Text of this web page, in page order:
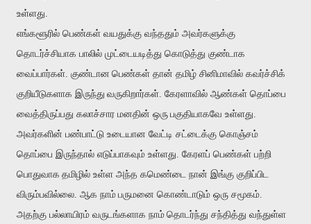
உள்ளது.
எங்களூரில் பெண்கள் வயதுக்கு வந்ததும் அவர்களுக்கு
தொடர்ச்சியாக பாலில் முட்டையடித்து கொடுத்து குண்டாக
வைப்பார்கள். குண்டான பெண்கள் தான் தமிழ் சினிமாவில் கவர்ச்சிக்
குறியீடுகளாக இருந்து வருகிறார்கள். கேரளாவில் ஆண்கள் தொப்பை
வைத்திருப்பது கலாச்சார மனதின் ஒரு பகுதியாகவே உள்ளது.
அவர்களின் பண்பாட்டு உடையான வேட்டி சட்டைக்கு கொஞ்சம்
தொப்பை இருந்தால் எடுப்பாகவும் உள்ளது. கேரளப் பெண்கள் பற்றி
பொதுவாக தமிழில் உள்ள அந்த கமெண்டை நான் இங்கு குறிப்பிட
விரும்பவில்லை. ஆக நாம் பருமனை கொண்டாடும் ஒரு சமூகம்.
அதற்கு பல்லாயிரம் வருடங்களாக நாம் தொடர்ந்து சந்தித்து வந்துள்ள